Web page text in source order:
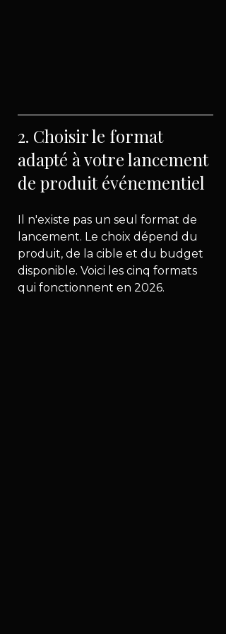
2. Choisir le format
adapté à votre lancement
de produit événementiel
Il n'existe pas un seul format de
lancement. Le choix dépend du
produit, de la cible et du budget
disponible. Voici les cinq formats
qui fonctionnent en 2026.